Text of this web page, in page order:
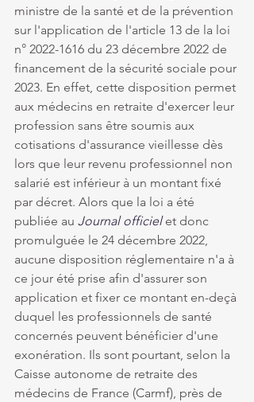
ministre de la santé et de la prévention
sur l'application de l'article 13 de la loi
n° 2022-1616 du 23 décembre 2022 de
financement de la sécurité sociale pour
2023. En effet, cette disposition permet
aux médecins en retraite d'exercer leur
profession sans être soumis aux
cotisations d'assurance vieillesse dès
lors que leur revenu professionnel non
salarié est inférieur à un montant fixé
par décret. Alors que la loi a été
publiée au Journal officiel et donc
promulguée le 24 décembre 2022,
aucune disposition réglementaire n'a à
ce jour été prise afin d'assurer son
application et fixer ce montant en-deçà
duquel les professionnels de santé
concernés peuvent bénéficier d'une
exonération. Ils sont pourtant, selon la
Caisse autonome de retraite des
médecins de France (Carmf), près de